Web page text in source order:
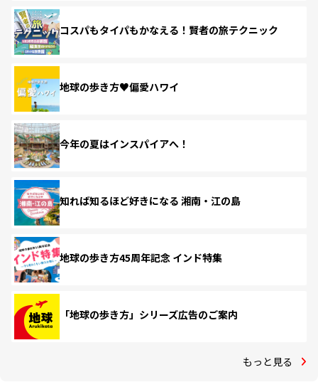
コスパもタイパもかなえる！賢者の旅テクニック
地球の歩き方♥偏愛ハワイ
今年の夏はインスパイアへ！
知れば知るほど好きになる 湘南・江の島
地球の歩き方45周年記念 インド特集
「地球の歩き方」シリーズ広告のご案内
もっと見る